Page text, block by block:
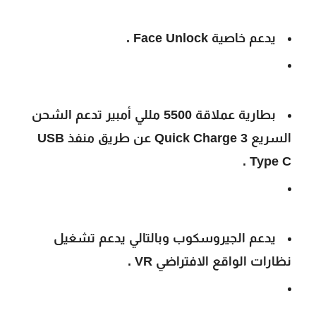
يدعم خاصية Face Unlock .
بطارية عملاقة 5500 مللي أمبير تدعم الشحن
السريع Quick Charge 3 عن طريق منفذ USB
Type C .
يدعم الجيروسكوب وبالتالي يدعم تشغيل
نظارات الواقع الافتراضي VR .